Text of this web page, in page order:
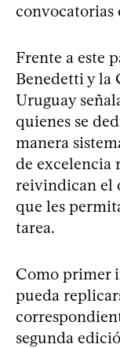
convocatorias
Frente a este
Benedetti y la
Uruguay
quienes se
manera
de excelencia
reivindican el
que les
tarea.
Como primer
pueda
segunda